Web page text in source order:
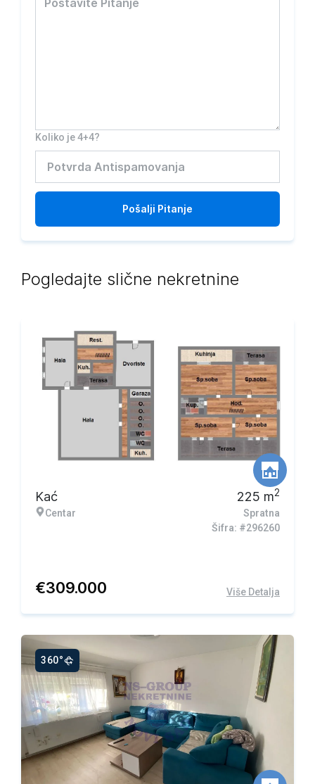
Koliko je 4+4?
Pošalji Pitanje
Pogledajte slične nekretnine
Kać
Centar
225 m2
Spratna
Šifra: #296260
€309.000 Više Detalja
360°